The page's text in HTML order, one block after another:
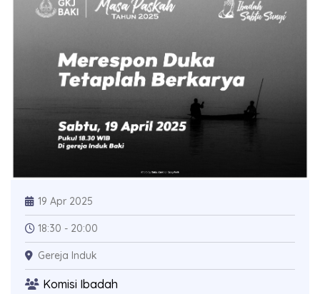
19 Apr 2025
18:30 - 20:00
Gereja Induk
Komisi Ibadah